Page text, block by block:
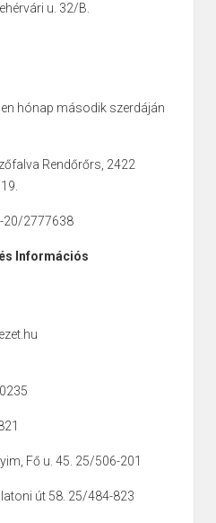
u. 32/B.
hónap második szerdáján
Rendőrőrs, 2422
20/2777638
Információs
Fő u. 45. 25/506-201
út 58. 25/484-823